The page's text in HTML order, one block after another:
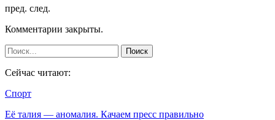
пред. след.
Комментарии закрыты.
Сейчас читают:
Спорт
Её талия — аномалия. Качаем пресс правильно